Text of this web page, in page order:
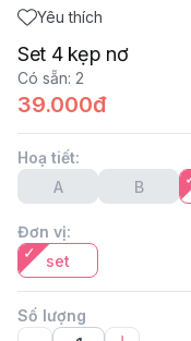
Yêu thích
Set 4 kẹp nơ
Có sẵn: 2
39.000đ
Hoạ tiết:
A
B
Đơn vị:
set
Số lượng